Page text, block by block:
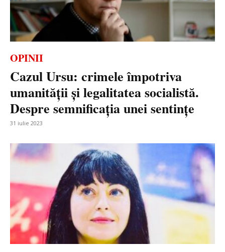
OPINII
Cazul Ursu: crimele împotriva
umanităţii şi legalitatea socialistă.
Despre semnificaţia unei sentinţe
31 iulie 2023